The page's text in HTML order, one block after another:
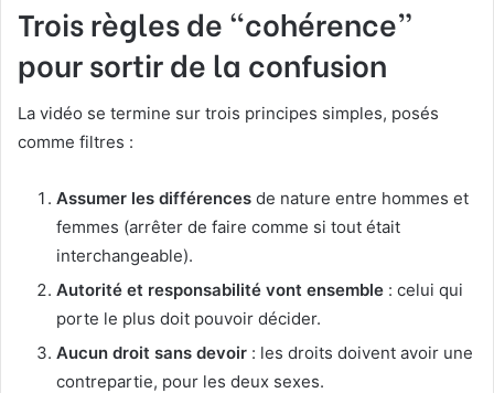
Trois règles de “cohérence”
pour sortir de la confusion
La vidéo se termine sur trois principes simples, posés
comme filtres :
Assumer les différences de nature entre hommes et
femmes (arrêter de faire comme si tout était
interchangeable).
Autorité et responsabilité vont ensemble : celui qui
porte le plus doit pouvoir décider.
Aucun droit sans devoir : les droits doivent avoir une
contrepartie, pour les deux sexes.